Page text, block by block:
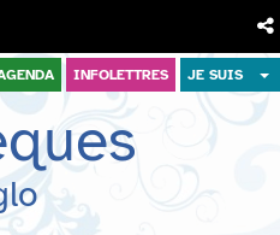
INFOLETTRES JE SUIS